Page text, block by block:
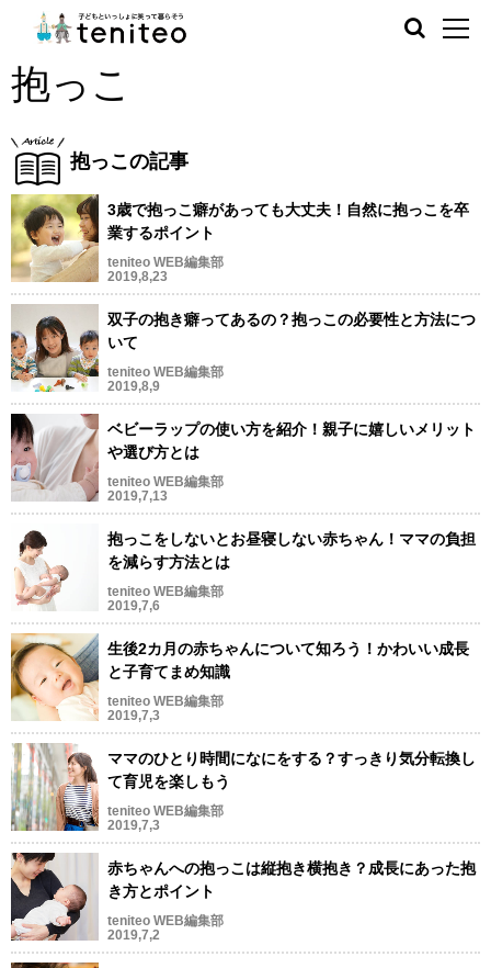
抱っこ
抱っこの記事
3歳で抱っこ癖があっても大丈夫！自然に抱っこを卒
業するポイント
teniteo WEB編集部
2019,8,23
双子の抱き癖ってあるの？抱っこの必要性と方法につ
いて
teniteo WEB編集部
2019,8,9
ベビーラップの使い方を紹介！親子に嬉しいメリット
や選び方とは
teniteo WEB編集部
2019,7,13
抱っこをしないとお昼寝しない赤ちゃん！ママの負担
を減らす方法とは
teniteo WEB編集部
2019,7,6
生後2カ月の赤ちゃんについて知ろう！かわいい成長
と子育てまめ知識
teniteo WEB編集部
2019,7,3
ママのひとり時間になにをする？すっきり気分転換し
て育児を楽しもう
teniteo WEB編集部
2019,7,3
赤ちゃんへの抱っこは縦抱き横抱き？成長にあった抱
き方とポイント
teniteo WEB編集部
2019,7,2